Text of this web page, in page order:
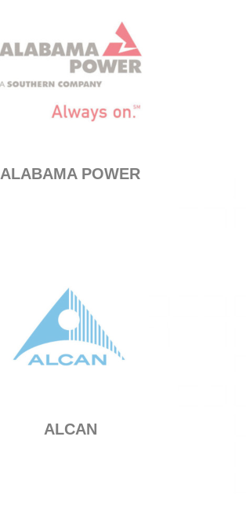
ALABAMA POWER
ALCAN